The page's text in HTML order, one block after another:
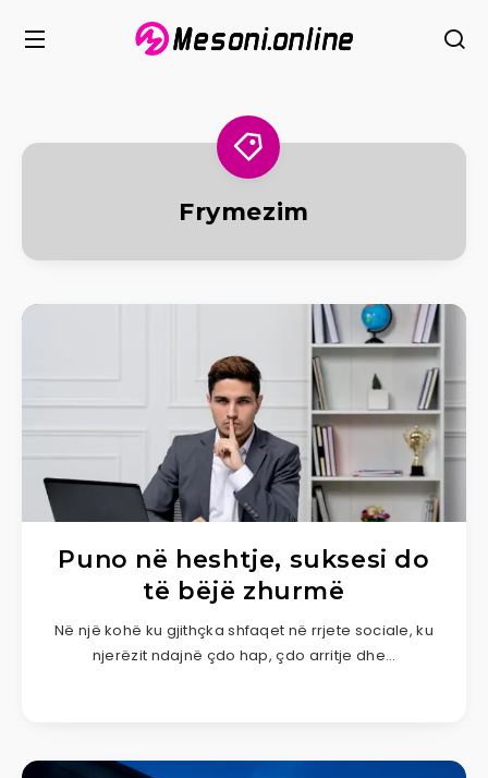
Frymezim
Puno në heshtje, suksesi do
të bëjë zhurmë
Në një kohë ku gjithçka shfaqet në rrjete sociale, ku
njerëzit ndajnë çdo hap, çdo arritje dhe…